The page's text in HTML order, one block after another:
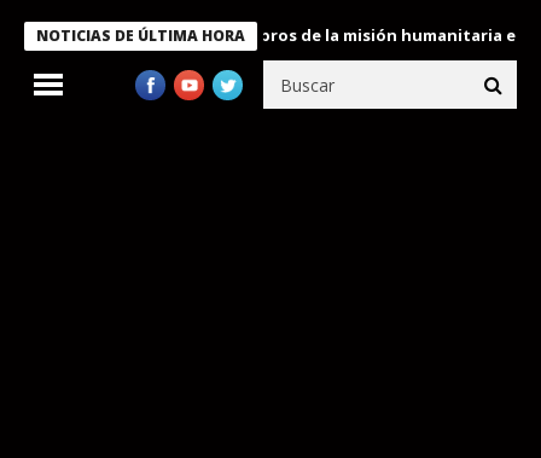
NOTICIAS DE ÚLTIMA HORA
Bukele condecora a miembros de la misión humanitaria enviada